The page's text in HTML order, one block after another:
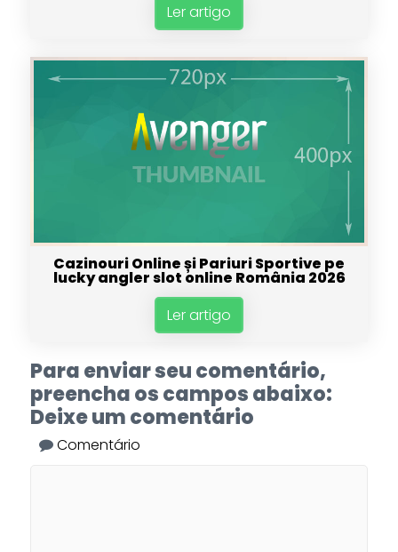
Ler artigo
Cazinouri Online și Pariuri Sportive pe
lucky angler slot online România 2026
Ler artigo
Para enviar seu comentário,
preencha os campos abaixo:
Deixe um comentário
Comentário